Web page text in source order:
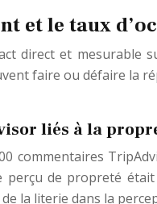
et le taux
direct et mesurable
faire ou défaire la
liés à la
commentaires
perçu de propreté
la literie dans la